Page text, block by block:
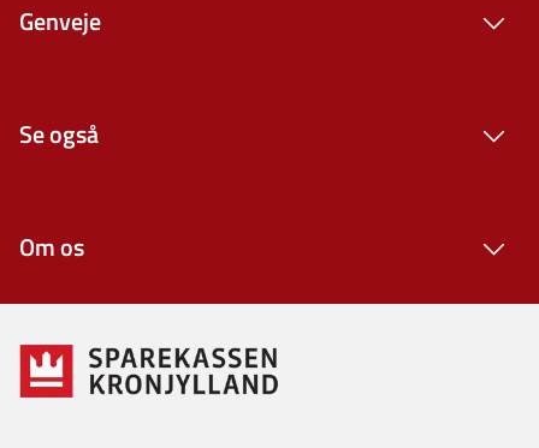
Genveje
Se også
Om os